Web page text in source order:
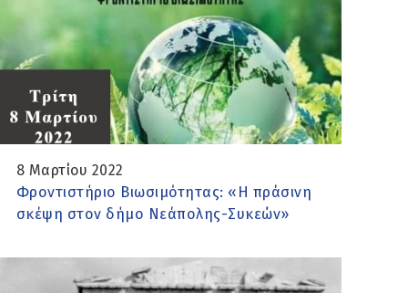
8 Μαρτίου 2022
Φροντιστήριο Βιωσιμότητας: «Η πράσινη
σκέψη στον δήμο Νεάπολης-Συκεών»